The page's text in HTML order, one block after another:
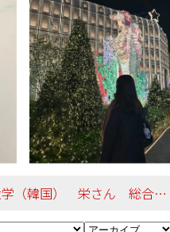
栄さん 総合文化学部 英米言語文化学科